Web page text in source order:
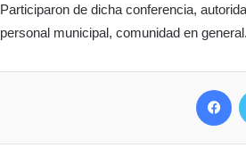
Participaron de dicha conferencia,
personal municipal, comunidad en general.